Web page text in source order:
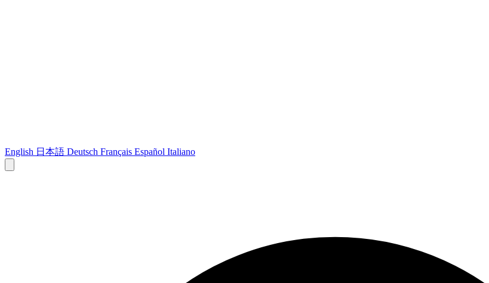
English 日本語 Deutsch Français Español Italiano